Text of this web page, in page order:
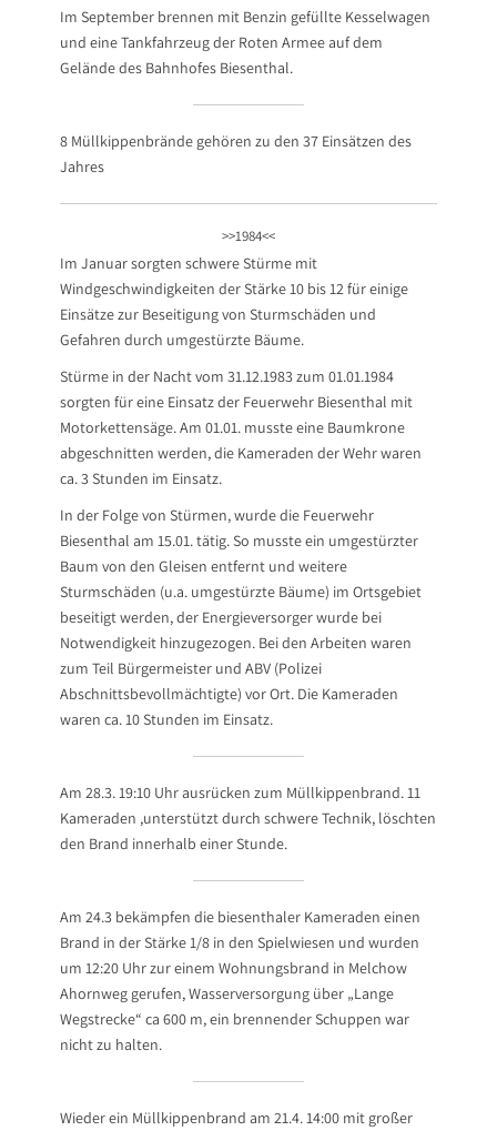
Im September brennen mit Benzin gefüllte Kesselwagen
und eine Tankfahrzeug der Roten Armee auf dem
Gelände des Bahnhofes Biesenthal.
8 Müllkippenbrände gehören zu den 37 Einsätzen des
Jahres
>>1984<<
Im Januar sorgten schwere Stürme mit
Windgeschwindigkeiten der Stärke 10 bis 12 für einige
Einsätze zur Beseitigung von Sturmschäden und
Gefahren durch umgestürzte Bäume.
Stürme in der Nacht vom 31.12.1983 zum 01.01.1984
sorgten für eine Einsatz der Feuerwehr Biesenthal mit
Motorkettensäge. Am 01.01. musste eine Baumkrone
abgeschnitten werden, die Kameraden der Wehr waren
ca. 3 Stunden im Einsatz.
In der Folge von Stürmen, wurde die Feuerwehr
Biesenthal am 15.01. tätig. So musste ein umgestürzter
Baum von den Gleisen entfernt und weitere
Sturmschäden (u.a. umgestürzte Bäume) im Ortsgebiet
beseitigt werden, der Energieversorger wurde bei
Notwendigkeit hinzugezogen. Bei den Arbeiten waren
zum Teil Bürgermeister und ABV (Polizei
Abschnittsbevollmächtigte) vor Ort. Die Kameraden
waren ca. 10 Stunden im Einsatz.
Am 28.3. 19:10 Uhr ausrücken zum Müllkippenbrand. 11
Kameraden ,unterstützt durch schwere Technik, löschten
den Brand innerhalb einer Stunde.
Am 24.3 bekämpfen die biesenthaler Kameraden einen
Brand in der Stärke 1/8 in den Spielwiesen und wurden
um 12:20 Uhr zur einem Wohnungsbrand in Melchow
Ahornweg gerufen, Wasserversorgung über „Lange
Wegstrecke“ ca 600 m, ein brennender Schuppen war
nicht zu halten.
Wieder ein Müllkippenbrand am 21.4. 14:00 mit großer